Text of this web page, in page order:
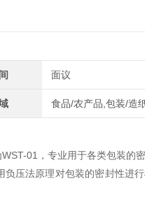
面议
食品/农产品,包装/造
01，专业用于各类包装的
压法原理对包装的密封性进